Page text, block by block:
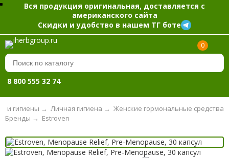
Вся продукция оригинальная, доставляется с
американского сайта
Скидки и удобство в нашем ТГ боте
0
8 800 555 32 74
и гигиены → Личная гигиена → Женские гормональные средства
Estroven
Бренды →